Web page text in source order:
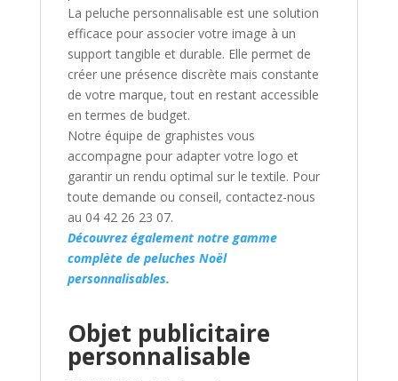
La peluche personnalisable est une solution
efficace pour associer votre image à un
support tangible et durable. Elle permet de
créer une présence discrète mais constante
de votre marque, tout en restant accessible
en termes de budget.
Notre équipe de graphistes vous
accompagne pour adapter votre logo et
garantir un rendu optimal sur le textile. Pour
toute demande ou conseil, contactez-nous
au 04 42 26 23 07.
Découvrez également notre gamme
complète de peluches Noël
personnalisables.
Objet publicitaire
personnalisable